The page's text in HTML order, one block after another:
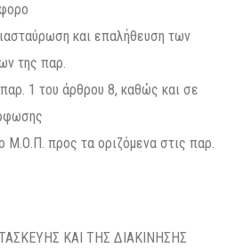
και επαλήθευση των
της παρ.
1 του άρθρου 8, καθώς και σε
Μ.Ο.Π. προς τα οριζόμενα στις παρ.
ΚΑΙ ΤΗΣ ΔΙΑΚΙΝΗΣΗΣ